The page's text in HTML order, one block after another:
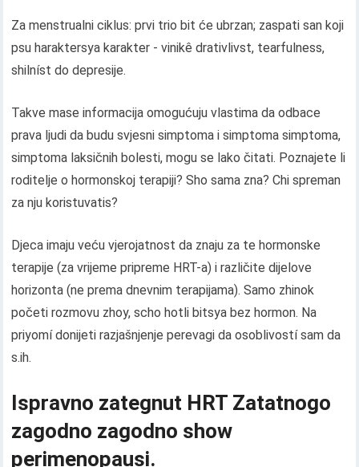
Za menstrualni ciklus: prvi trio bit će ubrzan; zaspati san koji
psu haraktersya karakter - vinikê drativlivst, tearfulness,
shilníst do depresije.
Takve mase informacija omogućuju vlastima da odbace
prava ljudi da budu svjesni simptoma i simptoma simptoma,
simptoma laksičnih bolesti, mogu se lako čitati. Poznajete li
roditelje o hormonskoj terapiji? Sho sama zna? Chi spreman
za nju koristuvatis?
Djeca imaju veću vjerojatnost da znaju za te hormonske
terapije (za vrijeme pripreme HRT-a) i različite dijelove
horizonta (ne prema dnevnim terapijama). Samo zhinok
početi rozmovu zhoy, scho hotli bitsya bez hormon. Na
priyomí donijeti razjašnjenje perevagi da osoblivostí sam da
s.ih.
Ispravno zategnut HRT Zatatnogo
zagodno zagodno show
perimenopausi.